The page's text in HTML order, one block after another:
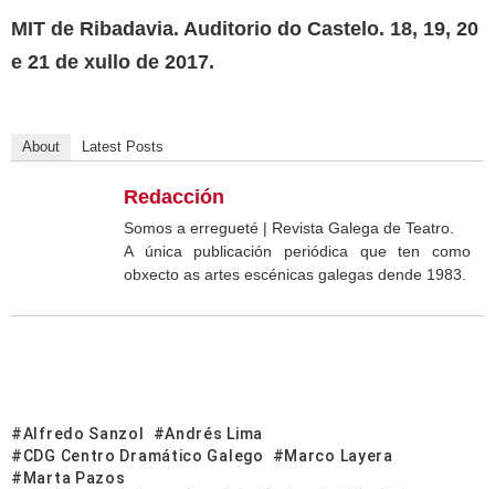
MIT de Ribadavia. Auditorio do Castelo. 18, 19, 20
e 21 de xullo de 2017.
About Latest Posts
Redacción
Somos a erregueté | Revista Galega de Teatro.
A única publicación periódica que ten como
obxecto as artes escénicas galegas dende 1983.
Alfredo Sanzol
Andrés Lima
CDG Centro Dramático Galego
Marco Layera
Marta Pazos